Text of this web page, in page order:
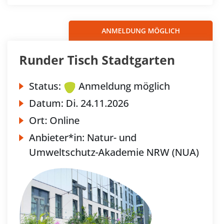
ANMELDUNG MÖGLICH
Runder Tisch Stadtgarten
Status:
Anmeldung möglich
Datum: Di. 24.11.2026
Ort: Online
Anbieter*in: Natur- und
Umweltschutz-Akademie NRW (NUA)